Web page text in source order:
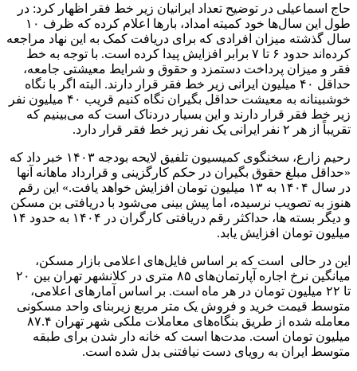
حاج اسماعیلی در توضیح تعداد ایرانیان زیر خط فقر اظهار کرد: در
طول این سال‌ها خود کمیته امداد، بار‌ها اعلام کرده که ظرف ۱۰
سال گذشته میزان افرادی که برای دریافت کمک به این نهاد مراجعه
کرده‌اند حدود ۶ تا ۷ برابر افزایش پیدا کرده است. با توجه به خط
فقر و میزان پرداخت دستمزد و حقوق و شرایط معیشتی جامعه،
حداقل ۴۰ میلیون ایرانی زیر خط فقر قرار دارند. البته اگر با نگاه
خوشبینانه به معیشت حداقل بگیران نگاه کنیم قریب ۴۰ میلیون نفر
زیر خط فقر قرار دارند و این بسیار دردناک است که می‌بینیم که
تقریباً از هر ۲ نفر ایرانی یک نفر زیر خط فقر قرار دارد.
رحیم زارع، سخنگوی کمیسیون تلفیق لایحه بودجه ۱۴۰۳ خبر داد که
«حداقل مبلغ حقوق بگیران در حکم کارگزینی و قرارداد ماهانه آنها
در سال ۱۴۰۴ به ۱۳ میلیون تومان افزایش خواهد یافت.» این رقم
هنوز به تصویب نرسیده، اما پیش بینی می‌شود با دریافتی بن مسکن
و دیگر بسته ها، حداکثر رقم دریافتی کارگران در ۱۴۰۴ به حدود ۱۴
میلیون تومان افزایش یابد.
این در حالی است که بر اساس فایل‌های اعلامی بازار مسکن،
میانگین نرخ اجاره آپارتمان‌های ۸۵ متری در کلانشهر تهران بین ۲۰
تا ۲۲ میلیون تومان در هر ماه است. بر اساس آمار‌های اعلامی،
متوسط قیمت خرید و فروش یک متر مربع زیربنای واحد مسکونی
معامله شده از طریق بنگاه‌های معاملات ملکی شهر تهران ۸۷.۴
میلیون تومان است. مدت‌ها است که خانه دار شدن برای طبقه
متوسط ایران به رویای دست نیافتنی بدل شده است.